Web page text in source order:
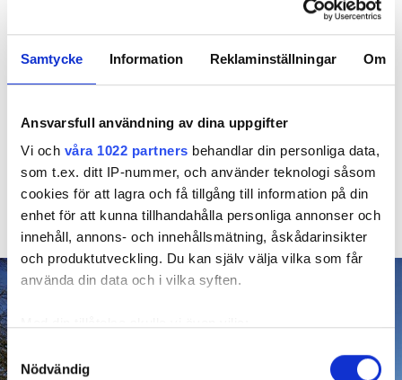
Samtycke Information Reklaminställningar Om
Ansvarsfull användning av dina uppgifter
Vi och våra 1022 partners behandlar din personliga data,
som t.ex. ditt IP-nummer, och använder teknologi såsom
cookies för att lagra och få tillgång till information på din
enhet för att kunna tillhandahålla personliga annonser och
innehåll, annons- och innehållsmätning, åskådarinsikter
och produktutveckling. Du kan själv välja vilka som får
använda din data och i vilka syften.
som kan ha en noggrannhet på upp till flera meter
Samtyckesval
Nödvändig
Ulf Sandberg, som numera är pensionär men
intresse, började fundera på andra alternativ och
läste på om avhärdningsfilter, där man för in salt i
– Då krävs att salt rent fysiskt fylls på väldigt ofta
och det skulle kosta oss knappt 300 000. Det är en
massa pengar och med tanke på miljön så är det
många kilo salt som i slutändan kommer ut i våra
avlopp med sådana anläggningar.